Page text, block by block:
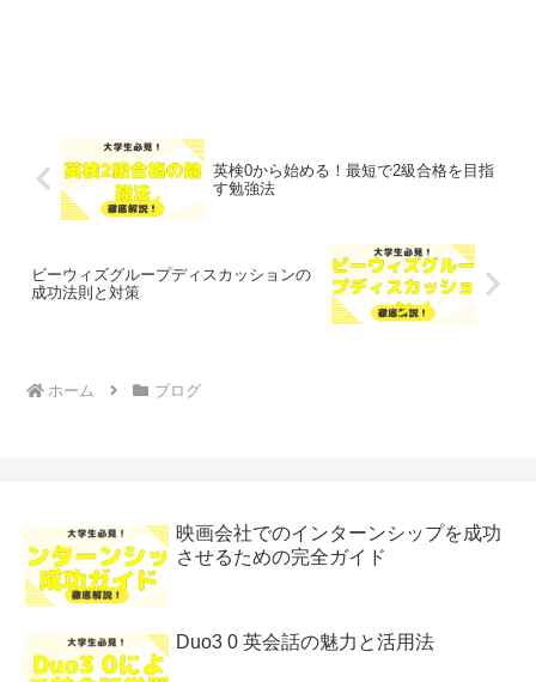
英検0から始める！最短で2級合格を目指
す勉強法
ビーウィズグループディスカッションの
成功法則と対策
ホーム ブログ
映画会社でのインターンシップを成功
させるための完全ガイド
Duo3 0 英会話の魅力と活用法